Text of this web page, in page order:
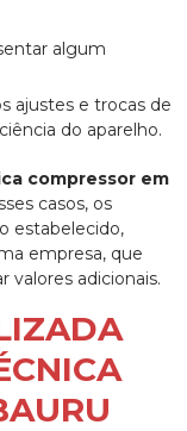
do aparelho.
compressor em
casos, os
estabelecido,
empresa, que
valores adicionais.